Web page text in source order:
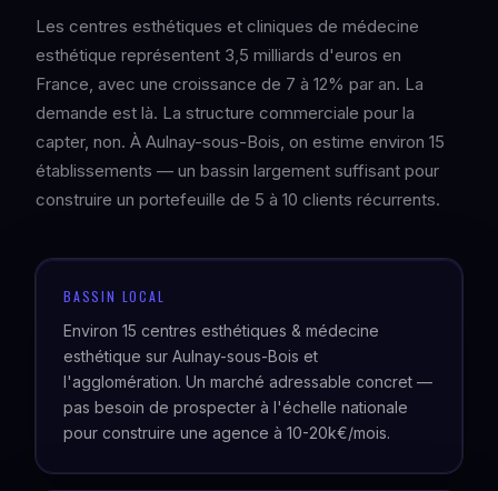
Les centres esthétiques et cliniques de médecine
esthétique représentent 3,5 milliards d'euros en
France, avec une croissance de 7 à 12% par an. La
demande est là. La structure commerciale pour la
capter, non. À Aulnay-sous-Bois, on estime environ 15
établissements — un bassin largement suffisant pour
construire un portefeuille de 5 à 10 clients récurrents.
BASSIN LOCAL
Environ 15 centres esthétiques & médecine
esthétique sur Aulnay-sous-Bois et
l'agglomération. Un marché adressable concret —
pas besoin de prospecter à l'échelle nationale
pour construire une agence à 10-20k€/mois.